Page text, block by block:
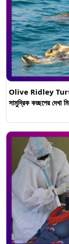
Olive Ridley
সামুদ্রিক কচ্ছপের দেখা